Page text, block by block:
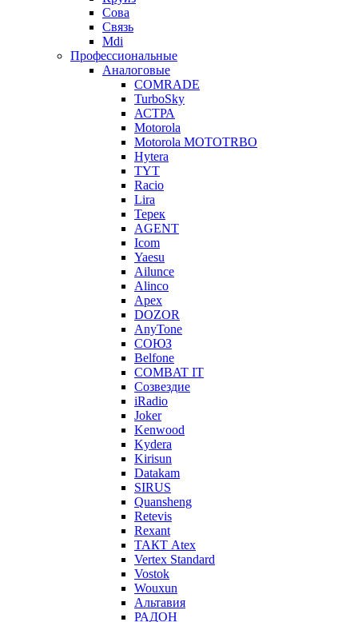
Сова
Связь
Mdi
Профессиональные
Аналоговые
COMRADE
TurboSky
АСТРА
Motorola
Motorola MOTOTRBO
Hytera
TYT
Racio
Lira
Терек
AGENT
Icom
Yaesu
Ailunce
Alinco
Apex
DOZOR
AnyTone
СОЮЗ
Belfone
COMBAT IT
Созвездие
iRadio
Joker
Kenwood
Kydera
Kirisun
Datakam
SIRUS
Quansheng
Retevis
Rexant
ТАКТ Atex
Vertex Standard
Vostok
Wouxun
Альтавия
РАДОН